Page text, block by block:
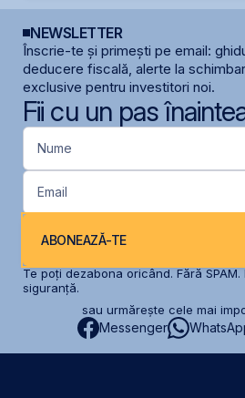
NEWSLETTER
Înscrie-te și primești pe email:
deducere fiscală, alerte la
exclusive pentru investitori noi.
Fii cu un pas
Nume
Email
ABONEAZĂ-TE
Te poți dezabona oricând. Fără
siguranță.
sau urmărește cele mai
Messenger